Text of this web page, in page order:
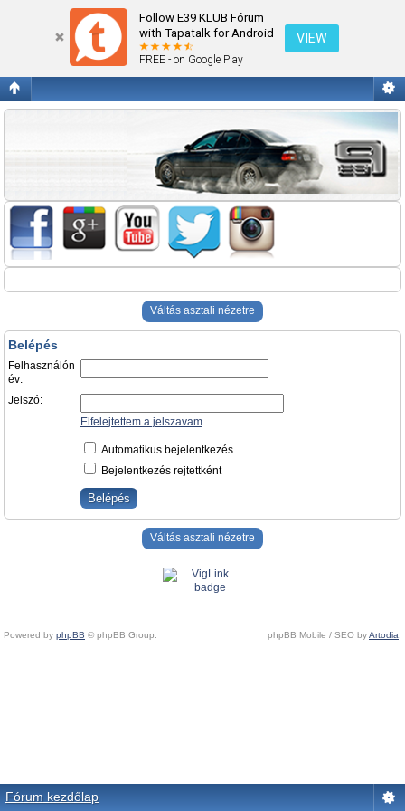
Follow E39 KLUB Fórum
with Tapatalk for Android
FREE - on Google Play
VIEW
Belépés
Váltás asztali nézetre
Belépés
Felhasználón
év:
Jelszó:
Elfelejtettem a jelszavam
Automatikus bejelentkezés
Bejelentkezés rejtettként
Váltás asztali nézetre
Powered by phpBB © phpBB Group. phpBB Mobile / SEO byArtodia.
Fórum kezdőlap